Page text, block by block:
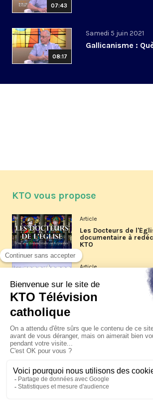
07:43
08:17
Samedi 5 juin 2021
Gallicanisme :
KTO vous propose
Article
Les Docteurs de
documentaire à
KTO
Article
Les reportages d'été
La visite pastorale du
XIV à Assise à suivre
jeudi 6 août
Le pape en Uruguay,
Pérou du 6 au 17